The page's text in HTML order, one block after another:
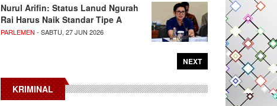
Nurul Arifin: Status Lanud Ngurah
Rai Harus Naik Standar Tipe A
PARLEMEN - SABTU, 27 JUN 2026
NEXT
KRIMINAL